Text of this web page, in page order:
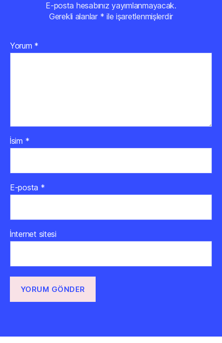
E-posta hesabınız yayımlanmayacak.
Gerekli alanlar * ile işaretlenmişlerdir
Yorum *
İsim *
E-posta *
İnternet sitesi